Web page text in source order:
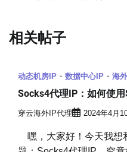
相关帖子
动态机房IP 数据中心IP 海
Socks4代理IP：如何使
穿云海外IP代理 2024年4月
嘿，大家好！今天我想